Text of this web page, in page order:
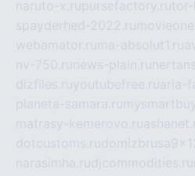
naruto-x.rupursefactory.ru
spayderhed-2022.ru
webamator.ru ma-absolut1.ru
nv-750.ru news-plain.ru
dizfiles.ruyoutubefree.ruaria-
planeta-samara.ru
matrasy-kemerovo.ru
dotcustoms.ru
narasimha.rudjcommodities.ru